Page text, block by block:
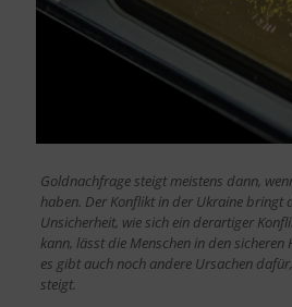
Goldnachfrage steigt meistens dann,
haben. Der Konflikt in der Ukraine bringt
Unsicherheit, wie sich ein derartiger
kann, lässt die Menschen in den sicheren
es gibt auch noch andere Ursachen
steigt.